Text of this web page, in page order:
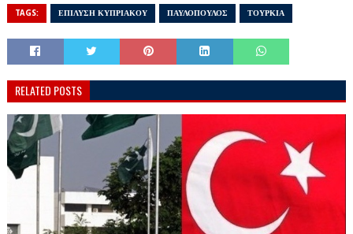
TAGS: ΕΠΙΛΥΣΗ ΚΥΠΡΙΑΚΟΥ ΠΑΥΛΟΠΟΥΛΟΣ ΤΟΥΡΚΙΑ
RELATED POSTS